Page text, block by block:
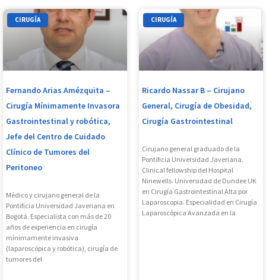
CIRUGÍA
Fernando Arias Amézquita –
Cirugía Mínimamente Invasora
Gastrointestinal y robótica,
Jefe del Centro de Cuidado
Clínico de Tumores del
Peritoneo
Médico y cirujano general de la
Pontificia Universidad Javeriana en
Bogotá. Especialista con más de 20
años de experiencia en cirugía
mínimamente invasiva
(laparoscópica y robótica), cirugía de
tumores del
CIRUGÍA
Ricardo Nassar B – Cirujano
General, Cirugía de Obesidad,
Cirugía Gastrointestinal
Cirujano general graduado de la
Pontificia Universidad Javeriana.
Clinical fellowship del Hospital
Ninewells. Universidad de Dundee UK
en Cirugía Gastrointestinal Alta por
Laparoscopia. Especialidad en Cirugía
Laparoscópica Avanzada en la